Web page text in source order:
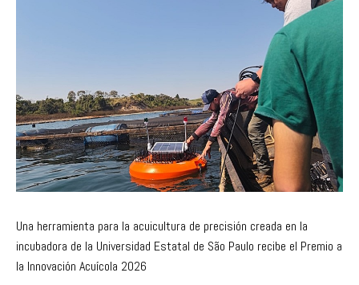
Una herramienta para la acuicultura de precisión creada en la
incubadora de la Universidad Estatal de São Paulo recibe el Premio a
la Innovación Acuícola 2026